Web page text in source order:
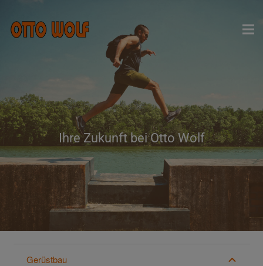
Ihre Zukunft bei Otto Wolf
Gerüstbau